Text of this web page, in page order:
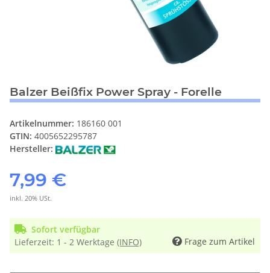
Balzer Beißfix Power Spray - Forelle
Artikelnummer: 186160 001
GTIN: 4005652295787
Hersteller:
7,99 €
inkl. 20% USt.
Sofort verfügbar
Lieferzeit: 1 - 2 Werktage (INFO) Frage zum Artikel